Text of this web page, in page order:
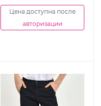
Цена доступна после
авторизации